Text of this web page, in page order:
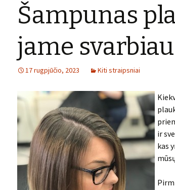
Šampunas
jame
17 rugpjūčio, 2023 Kiti straipsniai
ir
kas